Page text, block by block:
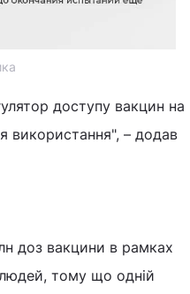
доступу вакцин на
використання", – додав
доз вакцини в рамках
людей, тому що одній